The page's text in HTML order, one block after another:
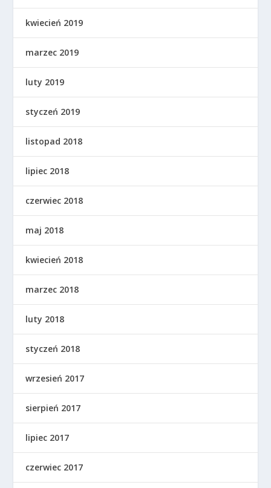
kwiecień 2019
marzec 2019
luty 2019
styczeń 2019
listopad 2018
lipiec 2018
czerwiec 2018
maj 2018
kwiecień 2018
marzec 2018
luty 2018
styczeń 2018
wrzesień 2017
sierpień 2017
lipiec 2017
czerwiec 2017